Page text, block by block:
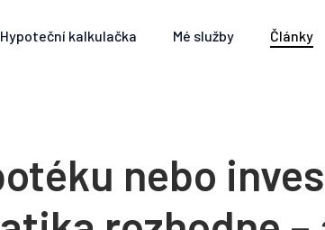
Hypoteční kalkulačka Mé služby Články
nebo